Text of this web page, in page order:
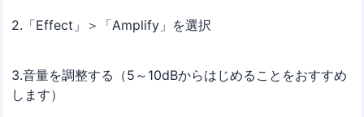
2.「Effect」＞「Amplify」を選択
3.音量を調整する（5～10dBからはじめることをおすすめ
します）